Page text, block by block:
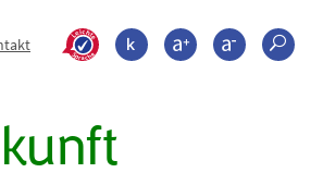
>???leichte_sprache???
KontrastSchrift größerSchrift kleiner
Suche